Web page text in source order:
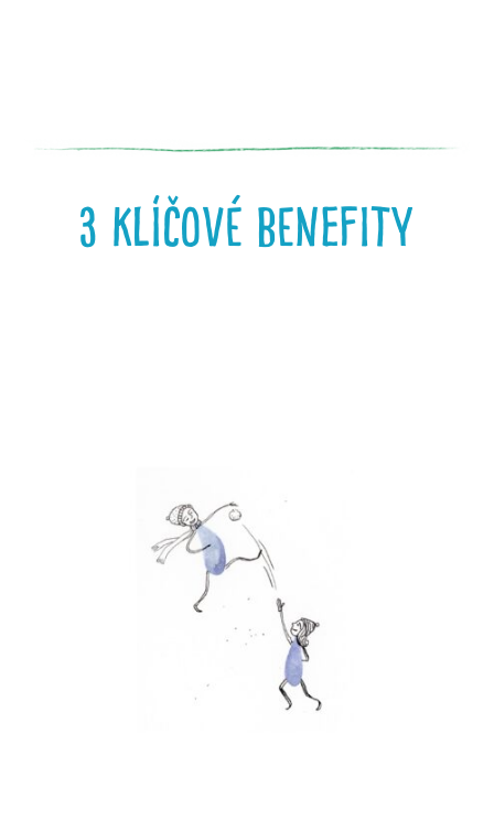
3 klíčové benefity